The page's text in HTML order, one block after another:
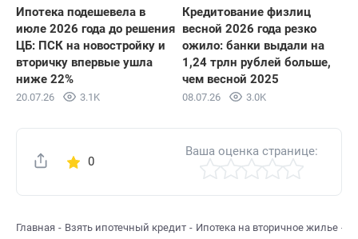
Ипотека подешевела в
июле 2026 года до решения
ЦБ: ПСК на новостройку и
вторичку впервые ушла
ниже 22%
20.07.26 3.1K
Кредитование физлиц
весной 2026 года резко
ожило: банки выдали на
1,24 трлн рублей больше,
чем весной 2025
08.07.26 3.0K
Поделиться
0
Ваша оценка странице:
Главная Взять ипотечный кредит Ипотека на вторичное жилье